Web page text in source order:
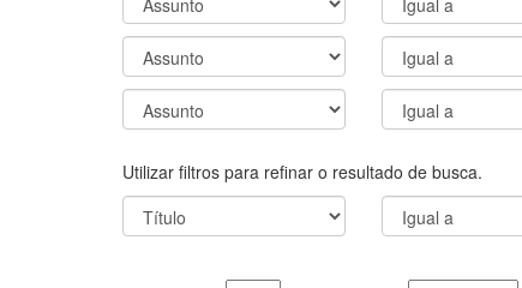
Utilizar filtros para refinar o resultado de busca.